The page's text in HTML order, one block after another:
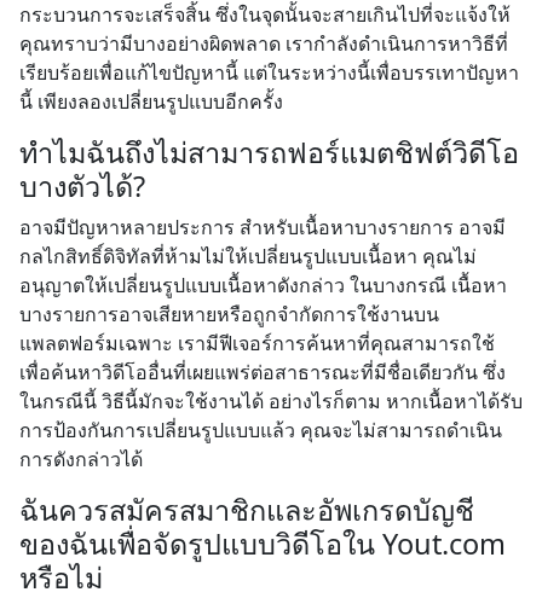
กระบวนการจะเสร็จสิ้น ซึ่งในจุดนั้นจะสายเกินไปที่จะแจ้งให้
คุณทราบว่ามีบางอย่างผิดพลาด เรากำลังดำเนินการหาวิธีที่
เรียบร้อยเพื่อแก้ไขปัญหานี้ แต่ในระหว่างนี้เพื่อบรรเทาปัญหา
นี้ เพียงลองเปลี่ยนรูปแบบอีกครั้ง
ทำไมฉันถึงไม่สามารถฟอร์แมตชิฟต์วิดีโอ
บางตัวได้?
อาจมีปัญหาหลายประการ สำหรับเนื้อหาบางรายการ อาจมี
กลไกสิทธิ์ดิจิทัลที่ห้ามไม่ให้เปลี่ยนรูปแบบเนื้อหา คุณไม่
อนุญาตให้เปลี่ยนรูปแบบเนื้อหาดังกล่าว ในบางกรณี เนื้อหา
บางรายการอาจเสียหายหรือถูกจำกัดการใช้งานบน
แพลตฟอร์มเฉพาะ เรามีฟีเจอร์การค้นหาที่คุณสามารถใช้
เพื่อค้นหาวิดีโออื่นที่เผยแพร่ต่อสาธารณะที่มีชื่อเดียวกัน ซึ่ง
ในกรณีนี้ วิธีนี้มักจะใช้งานได้ อย่างไรก็ตาม หากเนื้อหาได้รับ
การป้องกันการเปลี่ยนรูปแบบแล้ว คุณจะไม่สามารถดำเนิน
การดังกล่าวได้
ฉันควรสมัครสมาชิกและอัพเกรดบัญชี
ของฉันเพื่อจัดรูปแบบวิดีโอใน Yout.com
หรือไม่